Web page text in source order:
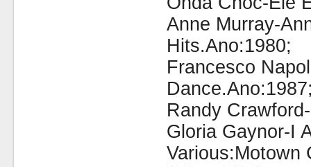
Anne Murray-
Hits.Ano:1980;
Francesco
Randy
Gloria Gaynor-I
Various:Motown